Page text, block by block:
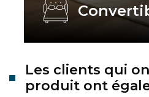
Les clients qui
produit ont